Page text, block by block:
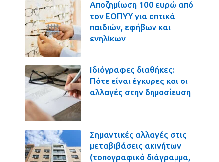
Αποζημίωση 100 ευρώ από
τον ΕΟΠΥΥ για οπτικά
παιδιών, εφήβων και
ενηλίκων
Ιδιόγραφες διαθήκες:
Πότε είναι έγκυρες και οι
αλλαγές στην δημοσίευση
Σημαντικές αλλαγές στις
μεταβιβάσεις ακινήτων
(τοπογραφικό διάγραμμα,